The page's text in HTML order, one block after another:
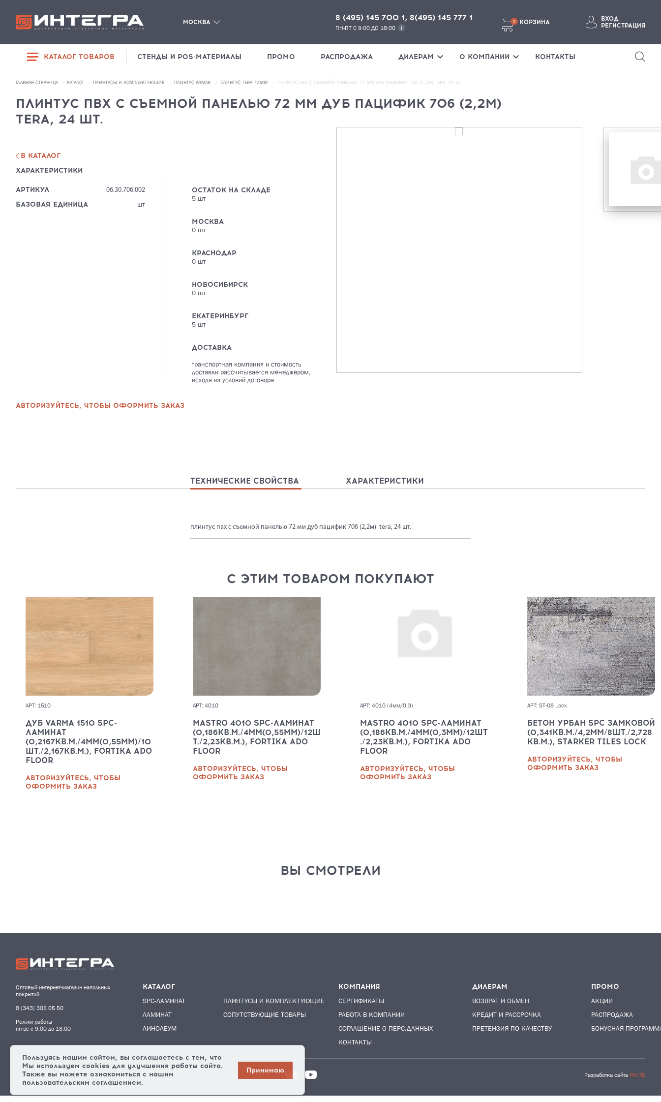
МОСКВА 8 (495) 145 700 1, 8(495) 145 777 1
ПН-ПТ С 9:00 ДО 18:00
0 КОРЗИНА
ВХОД
РЕГИСТРАЦИЯ
КАТАЛОГ ТОВАРОВ
SPC-ЛАМИНАТ
ЛАМИНАТ
ЛИНОЛЕУМ
КОМПЛЕКТУЮЩИЕ
СОПУТСТВУЮЩИЕ
СТЕНДЫ И POS-МАТЕРИАЛЫ ПРОМО РАСПРОДАЖА ДИЛЕРАМ О КОМПАНИИ КОНТАКТЫ
РАСПРОДАЖА
ДИЛЕРАМ
О КОМПАНИИ
ГЛАВНАЯ СТРАНИЦА КАТАЛОГ ПЛИНТУСЫ И КОМПЛЕКТУЮЩИЕ ПЛИНТУС WIMAR ПЛИНТУС TERA 72ММ ПЛИНТУС ПВХ С СЪЕМНОЙ ПАНЕЛЬЮ 72 ММ ДУБ ПАЦИФИК 706 (2,2М) TERA, 24 ШТ.
ПЛИНТУС ПВХ С СЪЕМНОЙ ПАНЕЛЬЮ 72 ММ ДУБ ПАЦИФИК 706 (2,2М)
TERA, 24 ШТ.
В КАТАЛОГ
ХАРАКТЕРИСТИКИ
АРТИКУЛ 06.30.706.002
БАЗОВАЯ ЕДИНИЦА шт
ОСТАТОК НА СКЛАДЕ
5 шт
МОСКВА
0 шт
КРАСНОДАР
0 шт
НОВОСИБИРСК
0 шт
ЕКАТЕРИНБУРГ
5 шт
ДОСТАВКА
транспортная компания и стоимость
доставки рассчитывается менеджером,
исходя из условий договора
АВТОРИЗУЙТЕСЬ, ЧТОБЫ ОФОРМИТЬ ЗАКАЗ
ТЕХНИЧЕСКИЕ СВОЙСТВА ХАРАКТЕРИСТИКИ
плинтус пвх с съемной панелью 72 мм дуб пацифик 706 (2,2м) tera, 24 шт.
С ЭТИМ ТОВАРОМ ПОКУПАЮТ
АРТ: 1510
ДУБ VARMA 1510 SPC-
ЛАМИНАТ
(0,2167КВ.М./4ММ(0,55ММ)/10
ШТ./2,167КВ.М.), FORTIKA ADO
FLOOR
АВТОРИЗУЙТЕСЬ, ЧТОБЫ
ОФОРМИТЬ ЗАКАЗ
АРТ: 4010
MASTRO 4010 SPC-ЛАМИНАТ
(0,186КВ.М./4ММ(0,55ММ)/12Ш
Т./2,23КВ.М.), FORTIKA ADO
FLOOR
АВТОРИЗУЙТЕСЬ, ЧТОБЫ
ОФОРМИТЬ ЗАКАЗ
АРТ: 4010 (4мм/0,3)
MASTRO 4010 SPC-ЛАМИНАТ
(0,186КВ.М./4ММ(0,3ММ)/12ШТ
./2,23КВ.М.), FORTIKA ADO
FLOOR
АВТОРИЗУЙТЕСЬ, ЧТОБЫ
ОФОРМИТЬ ЗАКАЗ
АРТ: ST-08 Lock
БЕТОН УРБАН SPC ЗАМКОВОЙ
(0,341КВ.М./4,2ММ/8ШТ./2,728
КВ.М.), STARKER TILES LOCK
АВТОРИЗУЙТЕСЬ, ЧТОБЫ
ОФОРМИТЬ ЗАКАЗ
ВЫ СМОТРЕЛИ
Оптовый интернет-магазин напольных
покрытий
8 (343) 305 05 50
Режим работы
пн-вс с 9:00 до 18:00
КАТАЛОГ
SPC-ЛАМИНАТ
ЛАМИНАТ
ЛИНОЛЕУМ
ПЛИНТУСЫ И КОМПЛЕКТУЮЩИЕ
СОПУТСТВУЮЩИЕ ТОВАРЫ
КОМПАНИЯ
СЕРТИФИКАТЫ
РАБОТА В КОМПАНИИ
СОГЛАШЕНИЕ О ПЕРС.ДАННЫХ
КОНТАКТЫ
ДИЛЕРАМ
ВОЗВРАТ И ОБМЕН
КРЕДИТ И РАССРОЧКА
ПРЕТЕНЗИЯ ПО КАЧЕСТВУ
ПРОМО
АКЦИИ
РАСПРОДАЖА
БОНУСНАЯ
Разработка сайта PIXITE
Пользуясь нашим сайтом, вы соглашаетесь с тем, что
Мы используем cookies для улучшения работы сайта.
Также вы можете ознакомиться с нашим
пользовательским соглашением.
Принимаю